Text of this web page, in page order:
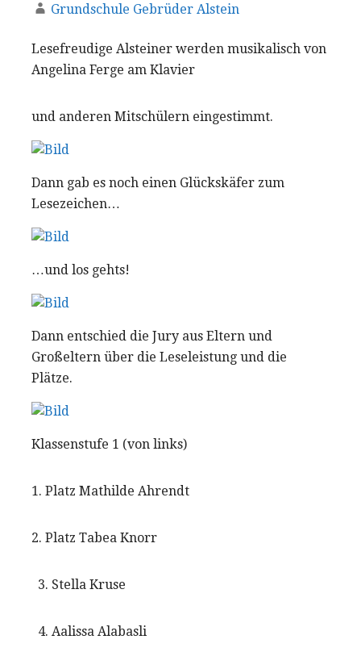
Grundschule Gebrüder Alstein
Lesefreudige Alsteiner werden musikalisch von
Angelina Ferge am Klavier
und anderen Mitschülern eingestimmt.
Dann gab es noch einen Glückskäfer zum
Lesezeichen…
…und los gehts!
Dann entschied die Jury aus Eltern und
Großeltern über die Leseleistung und die
Plätze.
Klassenstufe 1 (von links)
1. Platz Mathilde Ahrendt
2. Platz Tabea Knorr
3. Stella Kruse
4. Aalissa Alabasli